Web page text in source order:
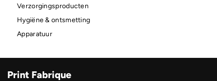
Verzorgingsproducten
Hygiëne & ontsmetting
Apparatuur
Print Fabrique